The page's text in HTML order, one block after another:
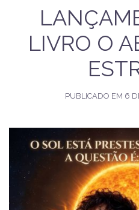
LIVRO O
PUBLICADO EM 6